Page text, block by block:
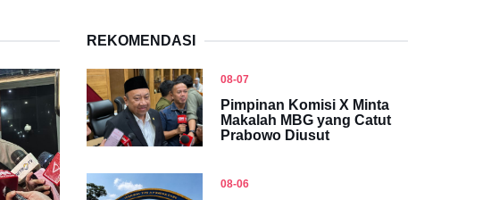
REKOMENDASI
08-07
Pimpinan Komisi X Minta
Makalah MBG yang Catut
Prabowo Diusut
08-06